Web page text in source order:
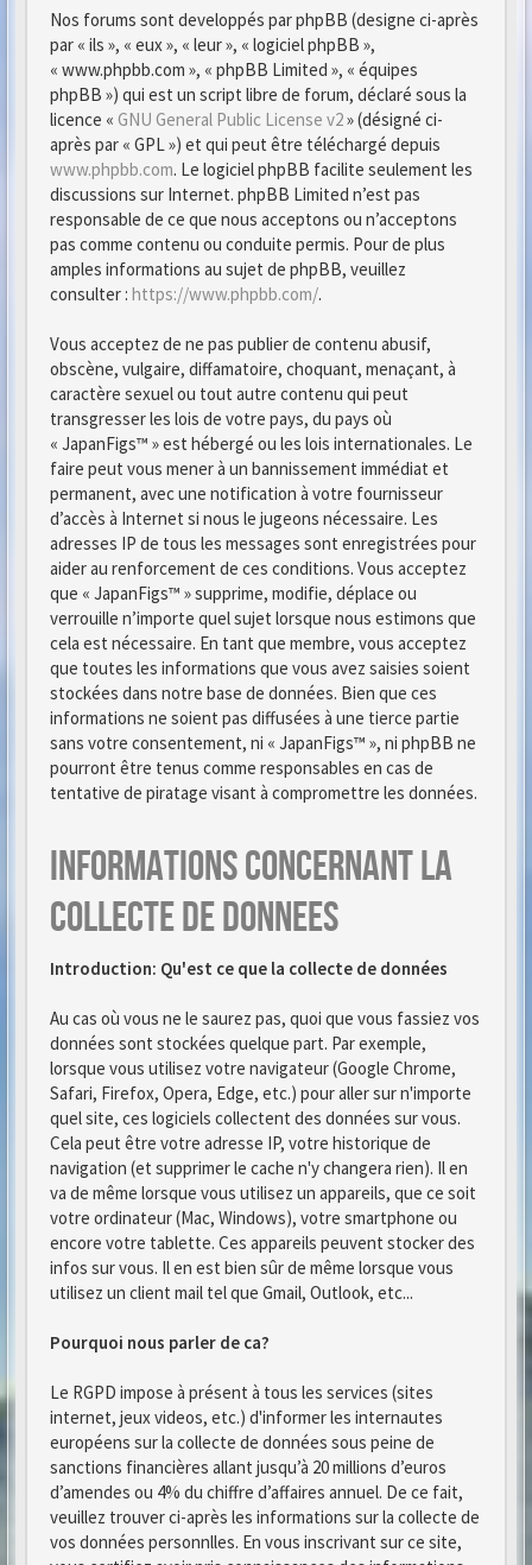
Nos forums sont developpés par phpBB (designe ci-après
par « ils », « eux », « leur », « logiciel phpBB »,
« www.phpbb.com », « phpBB Limited », « équipes
phpBB ») qui est un script libre de forum, déclaré sous la
licence « GNU General Public License v2» (désigné ci-
après par « GPL ») et qui peut être téléchargé depuis
www.phpbb.com. Le logiciel phpBB facilite seulement les
discussions sur Internet. phpBB Limited n’est pas
responsable de ce que nous acceptons ou n’acceptons
pas comme contenu ou conduite permis. Pour de plus
amples informations au sujet de phpBB, veuillez
consulter : https://www.phpbb.com/.
Vous acceptez de ne pas publier de contenu abusif,
obscène, vulgaire, diffamatoire, choquant, menaçant, à
caractère sexuel ou tout autre contenu qui peut
transgresser les lois de votre pays, du pays où
« JapanFigs™ » est hébergé ou les lois internationales. Le
faire peut vous mener à un bannissement immédiat et
permanent, avec une notification à votre fournisseur
d’accès à Internet si nous le jugeons nécessaire. Les
adresses IP de tous les messages sont enregistrées pour
aider au renforcement de ces conditions. Vous acceptez
que « JapanFigs™ » supprime, modifie, déplace ou
verrouille n’importe quel sujet lorsque nous estimons que
cela est nécessaire. En tant que membre, vous acceptez
que toutes les informations que vous avez saisies soient
stockées dans notre base de données. Bien que ces
informations ne soient pas diffusées à une tierce partie
sans votre consentement, ni « JapanFigs™ », ni phpBB ne
pourront être tenus comme responsables en cas de
tentative de piratage visant à compromettre les données.
Informations concernant la
collecte de donnees
Introduction: Qu'est ce que la collecte de données
Au cas où vous ne le saurez pas, quoi que vous fassiez vos
données sont stockées quelque part. Par exemple,
lorsque vous utilisez votre navigateur (Google Chrome,
Safari, Firefox, Opera, Edge, etc.) pour aller sur n'importe
quel site, ces logiciels collectent des données sur vous.
Cela peut être votre adresse IP, votre historique de
navigation (et supprimer le cache n'y changera rien). Il en
va de même lorsque vous utilisez un appareils, que ce soit
votre ordinateur (Mac, Windows), votre smartphone ou
encore votre tablette. Ces appareils peuvent stocker des
infos sur vous. Il en est bien sûr de même lorsque vous
utilisez un client mail tel que Gmail, Outlook, etc...
Pourquoi nous parler de ca?
Le RGPD impose à présent à tous les services (sites
internet, jeux videos, etc.) d'informer les internautes
européens sur la collecte de données sous peine de
sanctions financières allant jusqu’à 20 millions d’euros
d’amendes ou 4% du chiffre d’affaires annuel. De ce fait,
veuillez trouver ci-après les informations sur la collecte de
vos données personnlles. En vous inscrivant sur ce site,